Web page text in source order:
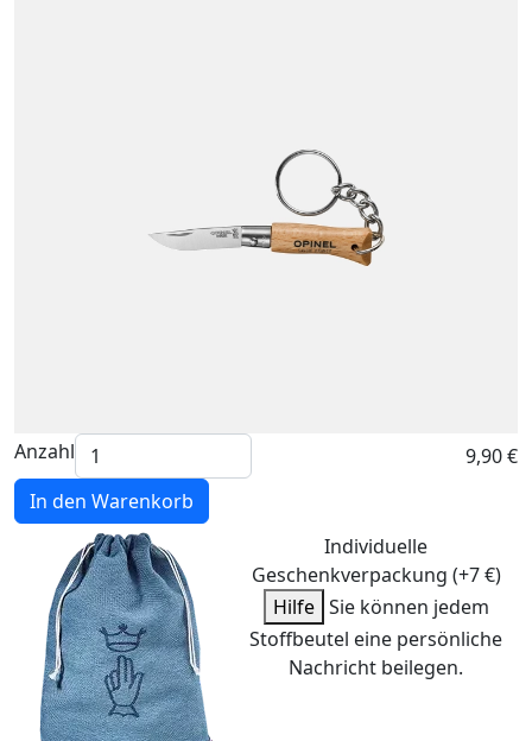
Anzahl
9,90 €
In den Warenkorb
Individuelle
Geschenkverpackung (+7 €)
Hilfe Sie können jedem
Stoffbeutel eine persönliche
Nachricht beilegen.